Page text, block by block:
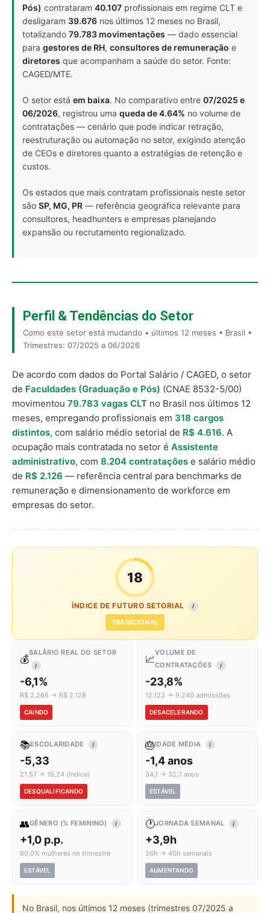
Pós) contrataram 40.107 profissionais em regime CLT e
desligaram 39.676 nos últimos 12 meses no Brasil,
totalizando 79.783 movimentações — dado essencial
para gestores de RH, consultores de remuneração e
diretores que acompanham a saúde do setor. Fonte:
CAGED/MTE.
O setor está em baixa. No comparativo entre 07/2025 e
06/2026, registrou uma queda de 4.64% no volume de
contratações — cenário que pode indicar retração,
reestruturação ou automação no setor, exigindo atenção
de CEOs e diretores quanto a estratégias de retenção e
custos.
Os estados que mais contratam profissionais neste setor
são SP, MG, PR — referência geográfica relevante para
consultores, headhunters e empresas planejando
expansão ou recrutamento regionalizado.
Perfil & Tendências do Setor
Como este setor está mudando • últimos 12 meses • Brasil •
Trimestres: 07/2025 a 06/2026
De acordo com dados do Portal Salário / CAGED, o setor
de Faculdades (Graduação e Pós) (CNAE 8532-5/00)
movimentou 79.783 vagas CLT no Brasil nos últimos 12
meses, empregando profissionais em 318 cargos
distintos, com salário médio setorial de R$ 4.616. A
ocupação mais contratada no setor é Assistente
administrativo, com 8.204 contratações e salário médio
de R$ 2.126 — referência central para benchmarks de
remuneração e dimensionamento de workforce em
empresas do setor.
18
ÍNDICE DE FUTURO SETORIAL I
TRADICIONAL
💰
SALÁRIO REAL DO SETOR
I
-6,1%
R$ 2.266 → R$ 2.128
CAINDO
📈
VOLUME DE
CONTRATAÇÕES
I
-23,8%
12.123 → 9.240 admissões
DESACELERANDO
📚ESCOLARIDADE I
-5,33
21,57 → 16,24 (índice)
DESQUALIFICANDO
🎂IDADE MÉDIA I
-1,4 anos
34,1 → 32,7 anos
ESTÁVEL
👥GÊNERO (% FEMININO) I
+1,0 p.p.
60,0% mulheres no trimestre
ESTÁVEL
🕐JORNADA SEMANAL I
+3,9h
36h → 40h semanais
AUMENTANDO
No Brasil, nos últimos 12 meses (trimestres 07/2025 a